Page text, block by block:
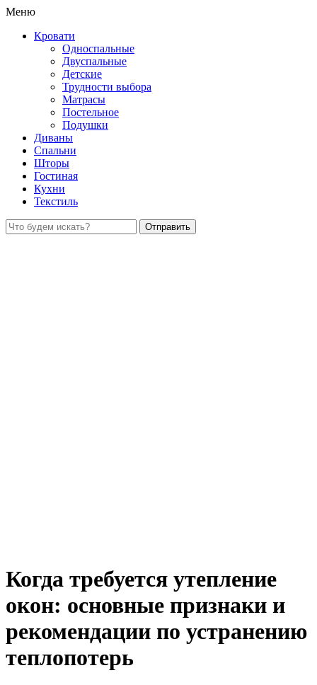
Меню
Кровати
Односпальные
Двуспальные
Детские
Трудности выбора
Матрасы
Постельное
Подушки
Диваны
Спальни
Шторы
Гостиная
Кухни
Текстиль
Когда требуется утепление
окон: основные признаки и
рекомендации по устранению
теплопотерь